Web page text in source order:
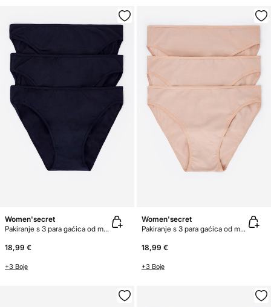
Women'secret
Pakiranje s 3 para gaćica od mikrofibre
18,99 €
+3 Boje
Women'secret
Pakiranje s 3 para gaćica od mikrofibre
18,99 €
+3 Boje